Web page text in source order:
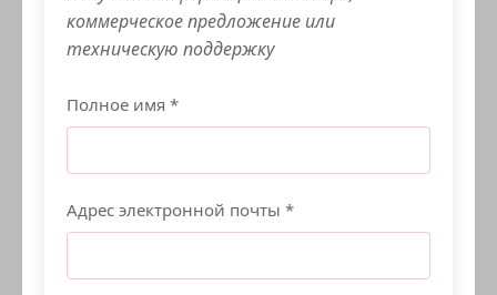
коммерческое предложение или
техническую поддержку
Полное имя *
Адрес электронной почты *